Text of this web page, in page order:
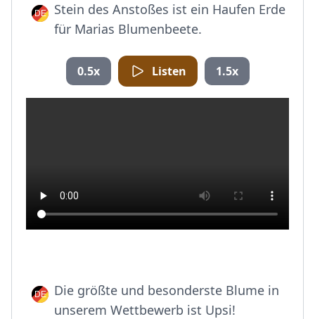
Stein des Anstoßes ist ein Haufen Erde
für Marias Blumenbeete.
0.5x Listen 1.5x
Die größte und besonderste Blume in
unserem Wettbewerb ist Upsi!